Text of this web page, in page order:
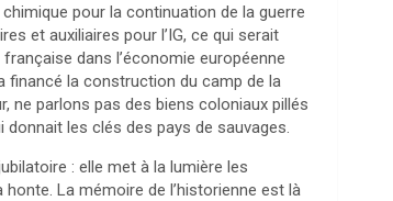
pour la continuation de la guerre
et auxiliaires pour l’IG, ce qui serait
dans l’économie européenne
financé la construction du camp de la
ne parlons pas des biens coloniaux pillés
donnait les clés des pays de sauvages.
: elle met à la lumière les
La mémoire de l’historienne est là